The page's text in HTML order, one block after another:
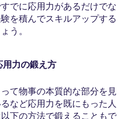
でに応用力があるだけでな
を積んでスキルアップする
う。
力の鍛え方
て物事の本質的な部分を見
など応用力を既にもった人
下の方法で鍛えることもで